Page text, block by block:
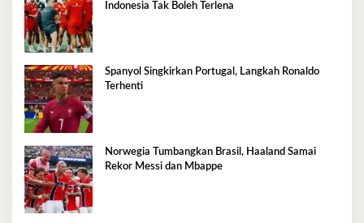
Indonesia Tak Boleh Terlena
Spanyol Singkirkan Portugal, Langkah Ronaldo
Terhenti
Norwegia Tumbangkan Brasil, Haaland Samai
Rekor Messi dan Mbappe